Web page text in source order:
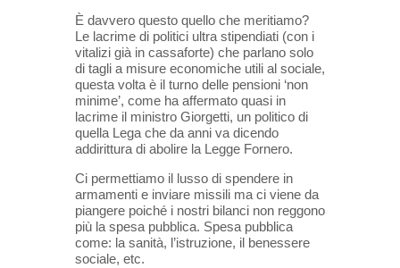
È davvero questo quello che meritiamo?
Le lacrime di politici ultra stipendiati (con i
vitalizi già in cassaforte) che parlano solo
di tagli a misure economiche utili al sociale,
questa volta è il turno delle pensioni ‘non
minime’, come ha affermato quasi in
lacrime il ministro Giorgetti, un politico di
quella Lega che da anni va dicendo
addirittura di abolire la Legge Fornero.
Ci permettiamo il lusso di spendere in
armamenti e inviare missili ma ci viene da
piangere poiché i nostri bilanci non reggono
più la spesa pubblica. Spesa pubblica
come: la sanità, l’istruzione, il benessere
sociale, etc.